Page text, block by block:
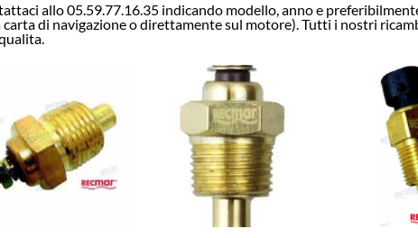
allo 05.59.77.16.35 indicando modello, anno e
carta di navigazione o direttamente sul motore). Tutti i nostri
AJOUTER
À LA
LISTE
D’ENVIES
AJOUTER
À LA
LISTE
D’ENVIES